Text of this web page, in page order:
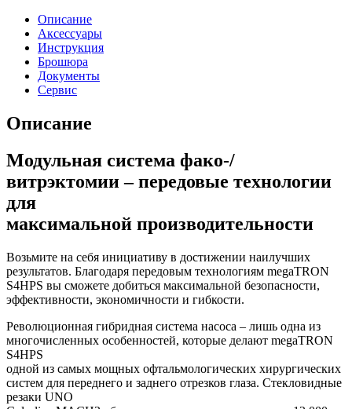
Описание
Аксессуары
Инструкция
Брошюра
Документы
Сервис
Описание
Модульная система фако-/
витрэктомии – передовые технологии
для
максимальной производительности
Возьмите на себя инициативу в достижении наилучших
результатов. Благодаря передовым технологиям megaTRON
S4HPS вы сможете добиться максимальной безопасности,
эффективности, экономичности и гибкости.
Революционная гибридная система насоса – лишь одна из
многочисленных особенностей, которые делают megaTRON
S4HPS
одной из самых мощных офтальмологических хирургических
систем для переднего и заднего отрезков глаза. Стекловидные
резаки UNO